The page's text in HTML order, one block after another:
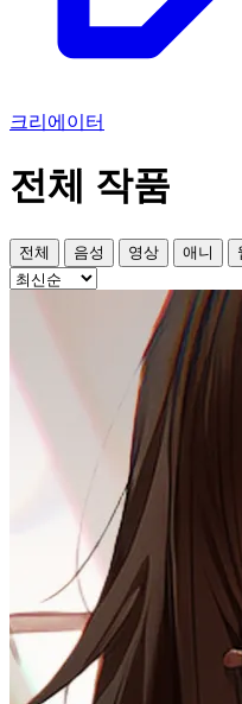
크리에이터
전체 작품
전체 음성 영상 애니